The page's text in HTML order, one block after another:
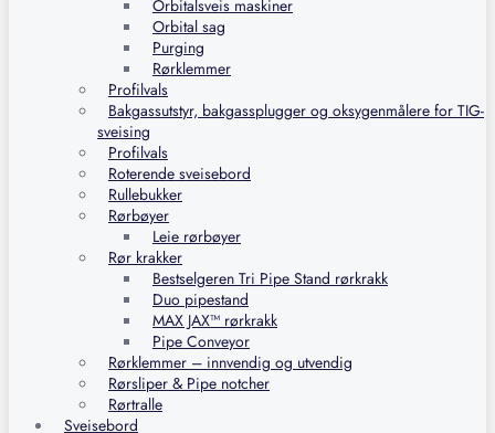
Orbitalsveis maskiner
Orbital sag
Purging
Rørklemmer
Profilvals
Bakgassutstyr, bakgassplugger og oksygenmålere for TIG-
sveising
Profilvals
Roterende sveisebord
Rullebukker
Rørbøyer
Leie rørbøyer
Rør krakker
Bestselgeren Tri Pipe Stand rørkrakk
Duo pipestand
MAX JAX™ rørkrakk
Pipe Conveyor
Rørklemmer – innvendig og utvendig
Rørsliper & Pipe notcher
Rørtralle
Sveisebord